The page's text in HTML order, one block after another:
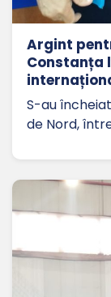
Argint
Constanța
S-au
de Nord,